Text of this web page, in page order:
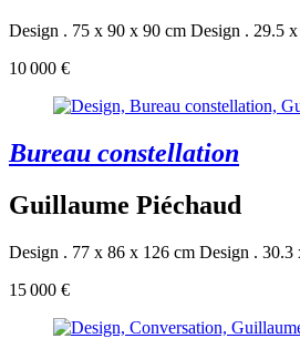
Design . 75 x 90 x 90 cm Design . 29.5
10 000 €
Bureau constellation
Guillaume Piéchaud
Design . 77 x 86 x 126 cm Design . 30.3
15 000 €